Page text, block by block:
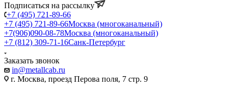
Подписаться на рассылку
+7 (495) 721-89-66
+7 (495) 721-89-66Москва (многоканальный)
+7(906)090-08-78Москва (многоканальный)
+7 (812) 309-71-16Санк-Петербург
Заказать звонок
in@metallcab.ru
г. Москва, проезд Перова поля, 7 стр. 9